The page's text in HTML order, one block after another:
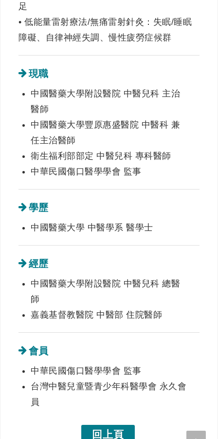
足
• 低能量雷射療法/無痛雷射針灸：失眠/睡眠
障礙、自律神經失調、慢性疲勞症候群
現職
中國醫藥大學附設醫院 中醫兒科 主治
醫師
中國醫藥大學豐原惠盛醫院 中醫科 兼
任主治醫師
衛生福利部部定 中醫兒科 專科醫師
中華民國傷口醫學學會 監事
學歷
中國醫藥大學 中醫學系 醫學士
經歷
中國醫藥大學附設醫院 中醫兒科 總醫
師
嘉義基督教醫院 中醫部 住院醫師
會員
中華民國傷口醫學學會 監事
台灣中醫兒童暨青少年科醫學會 永久會
員
回上頁